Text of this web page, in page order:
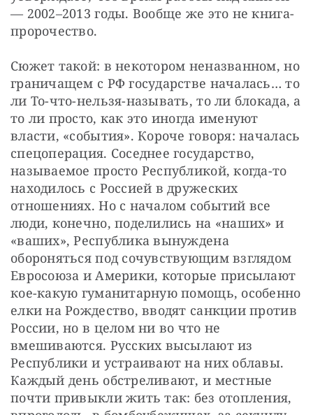
— 2002–2013 годы. Вообще же это не книга-
пророчество.
Сюжет такой: в некотором неназванном, но
граничащем с РФ государстве началась… то
ли То-что-нельзя-называть, то ли блокада, а
то ли просто, как это иногда именуют
власти, «события». Короче говоря: началась
спецоперация. Соседнее государство,
называемое просто Республикой, когда-то
находилось с Россией в дружеских
отношениях. Но с началом событий все
люди, конечно, поделились на «наших» и
«ваших», Республика вынуждена
обороняться под сочувствующим взглядом
Евросоюза и Америки, которые присылают
кое-какую гуманитарную помощь, особенно
елки на Рождество, вводят санкции против
России, но в целом ни во что не
вмешиваются. Русских высылают из
Республики и устраивают на них облавы.
Каждый день обстреливают, и местные
почти привыкли жить так: без отопления,